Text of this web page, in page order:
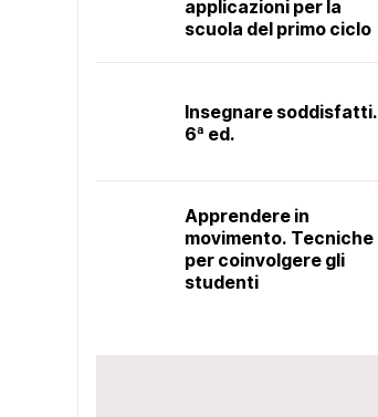
applicazioni per la
scuola del primo ciclo
Insegnare soddisfatti.
6ª ed.
Apprendere in
movimento. Tecniche
per coinvolgere gli
studenti